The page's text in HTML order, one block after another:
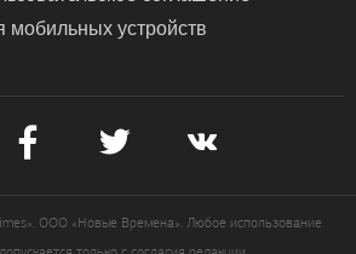
мобильных устройств
ООО «Новые Времена». Любое использование